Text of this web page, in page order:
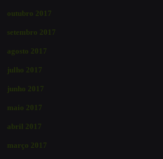
outubro 2017
setembro 2017
agosto 2017
julho 2017
junho 2017
maio 2017
abril 2017
março 2017